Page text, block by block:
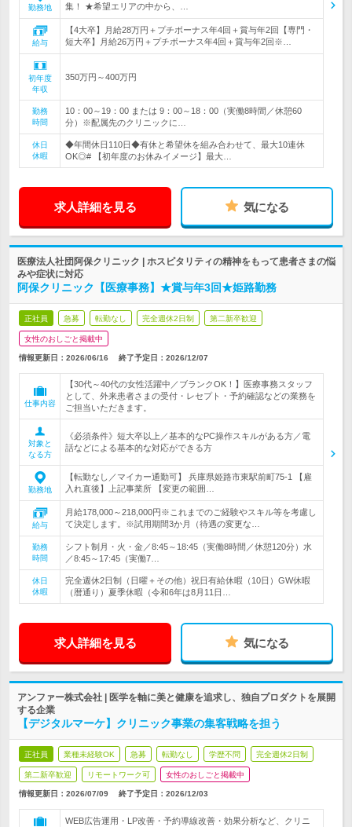
勤務地
集！ ★希望エリアの中から、…
給与
【4大卒】月給28万円＋プチボーナス年4回＋賞与年2回【専門・
短大卒】月給26万円＋プチボーナス年4回＋賞与年2回※…
初年度
年収
350万円～400万円
勤務
時間
10：00～19：00 または 9：00～18：00（実働8時間／休憩60
分）※配属先のクリニックに…
休日
休暇
◆年間休日110日◆有休と希望休を組み合わせて、最大10連休
OK◎# 【初年度のお休みイメージ】最大…
求人詳細を見る 気になる
医療法人社団阿保クリニック | ホスピタリティの精神をもって患者さまの悩
みや症状に対応
阿保クリニック【医療事務】★賞与年3回★姫路勤務
正社員 急募 転勤なし 完全週休2日制 第二新卒歓迎
女性のおしごと掲載中
情報更新日：2026/06/16 終了予定日： 2026/12/07
仕事内容
【30代～40代の女性活躍中／ブランクOK！】医療事務スタッフ
として、外来患者さまの受付・レセプト・予約確認などの業務を
ご担当いただきます。
対象と
なる方
《必須条件》短大卒以上／基本的なPC操作スキルがある方／電
話などによる基本的な対応ができる方
勤務地
【転勤なし／マイカー通勤可】 兵庫県姫路市東駅前町75-1 【雇
入れ直後】上記事業所 【変更の範囲…
給与
月給178,000～218,000円※これまでのご経験やスキル等を考慮し
て決定します。※試用期間3か月（待遇の変更な…
勤務
時間
シフト制月・火・金／8:45～18:45（実働8時間／休憩120分）水
／8:45～17:45（実働7…
休日
休暇
完全週休2日制（日曜＋その他）祝日有給休暇（10日）GW休暇
（暦通り）夏季休暇（令和6年は8月11日…
求人詳細を見る 気になる
アンファー株式会社 | 医学を軸に美と健康を追求し、独自プロダクトを展開
する企業
【デジタルマーケ】クリニック事業の集客戦略を担う
正社員 業種未経験OK 急募 転勤なし 学歴不問 完全週休2日制
第二新卒歓迎 リモートワーク可 女性のおしごと掲載中
情報更新日：2026/07/09 終了予定日： 2026/12/03
WEB広告運用・LP改善・予約導線改善・効果分析など、クリニ